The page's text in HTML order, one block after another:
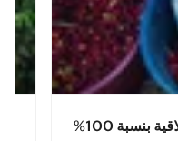
بنسبة 100%